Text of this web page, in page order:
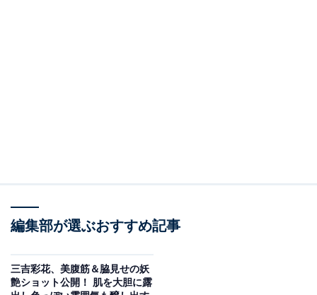
編集部が選ぶおすすめ記事
三吉彩花、美腹筋＆脇見せの妖
艶ショット公開！ 肌を大胆に露